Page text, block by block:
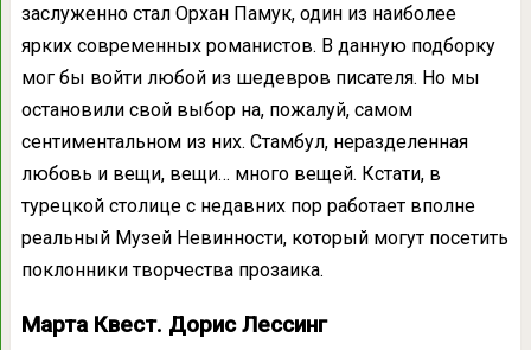
заслуженно стал Орхан Памук, один из наиболее
ярких современных романистов. В данную подборку
мог бы войти любой из шедевров писателя. Но мы
остановили свой выбор на, пожалуй, самом
сентиментальном из них. Стамбул, неразделенная
любовь и вещи, вещи… много вещей. Кстати, в
турецкой столице с недавних пор работает вполне
реальный Музей Невинности, который могут посетить
поклонники творчества прозаика.
Марта Квест. Дорис Лессинг